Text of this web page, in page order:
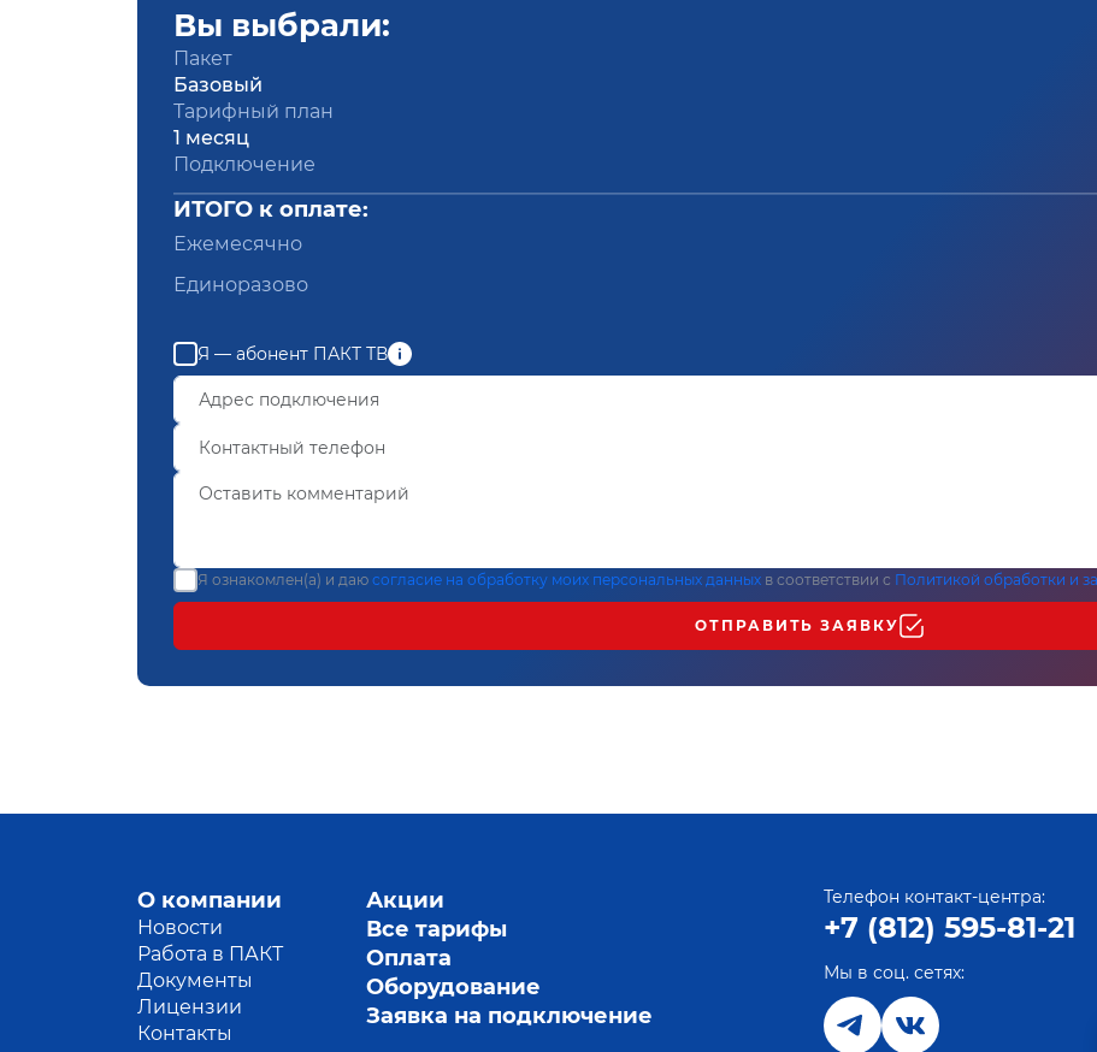
Вы выбрали:
Пакет
Базовый
Тарифный план
1 месяц
Подключение
ИТОГО к оплате:
Ежемесячно
Единоразово
Я — абонент ПАКТ ТВ
Я ознакомлен(а) и даю согласие на обработку моих персональных данных в соответствии с Политикой обработки и
ОТПРАВИТЬ ЗАЯВКУ
О компании
Новости
Работа в ПАКТ
Документы
Лицензии
Контакты
Акции
Все тарифы
Оплата
Оборудование
Заявка на подключение
Телефон контакт-центра:
+7 (812) 595-81-21
Мы в соц. сетях: